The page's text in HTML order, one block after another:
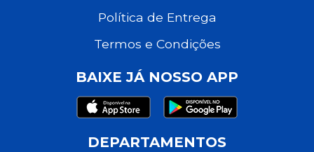
Política de Entrega
Termos e Condições
BAIXE JÁ NOSSO APP
DEPARTAMENTOS